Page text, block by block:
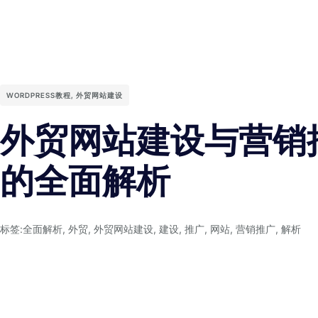
WORDPRESS教程, 外贸网站建设
外贸网站建设与营销
的全面解析
标签:全面解析, 外贸, 外贸网站建设, 建设, 推广, 网站, 营销推广, 解析